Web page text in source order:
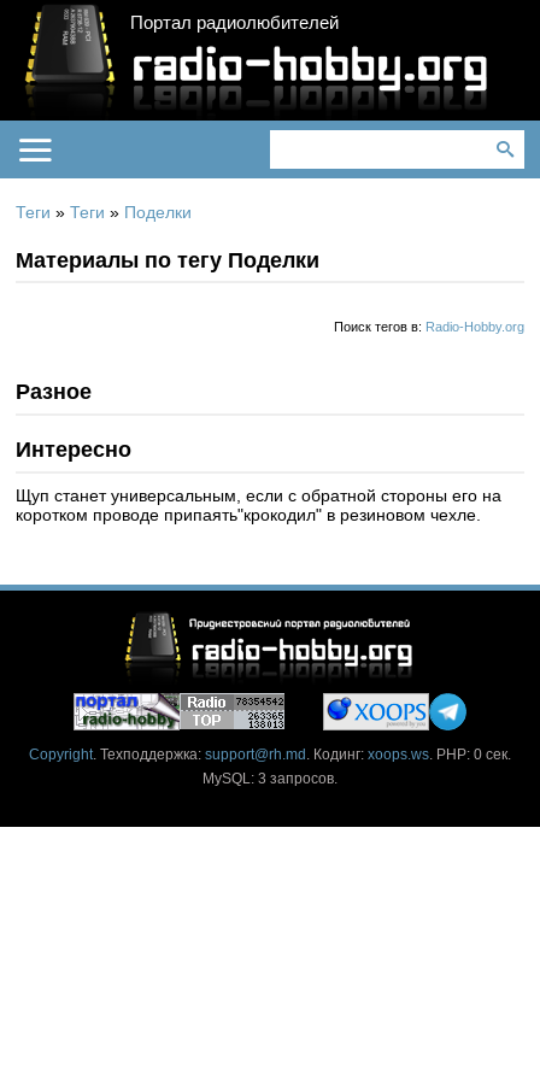
Портал радиолюбителей
Теги »Теги » Поделки
Материалы по тегу Поделки
Поиск тегов в: Radio-Hobby.org
Разное
Интересно
Щуп станет универсальным, если с обратной стороны его на
коротком проводе припаять"крокодил" в резиновом чехле.
Copyright. Техподдержка: support@rh.md . Кодинг: xoops.ws. PHP: 0 сек.
MySQL: 3 запросов.